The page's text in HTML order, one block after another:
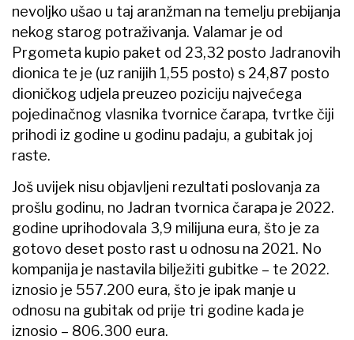
nevoljko ušao u taj aranžman na temelju prebijanja
nekog starog potraživanja. Valamar je od
Prgometa kupio paket od 23,32 posto Jadranovih
dionica te je (uz ranijih 1,55 posto) s 24,87 posto
dioničkog udjela preuzeo poziciju najvećega
pojedinačnog vlasnika tvornice čarapa, tvrtke čiji
prihodi iz godine u godinu padaju, a gubitak joj
raste.
Još uvijek nisu objavljeni rezultati poslovanja za
prošlu godinu, no Jadran tvornica čarapa je 2022.
godine uprihodovala 3,9 milijuna eura, što je za
gotovo deset posto rast u odnosu na 2021. No
kompanija je nastavila bilježiti gubitke – te 2022.
iznosio je 557.200 eura, što je ipak manje u
odnosu na gubitak od prije tri godine kada je
iznosio – 806.300 eura.